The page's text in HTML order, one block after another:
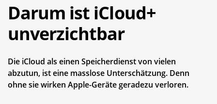
Darum ist iCloud+
unverzichtbar
Die iCloud als einen Speicherdienst von vielen
abzutun, ist eine masslose Unterschätzung. Denn
ohne sie wirken Apple-Geräte geradezu verloren.